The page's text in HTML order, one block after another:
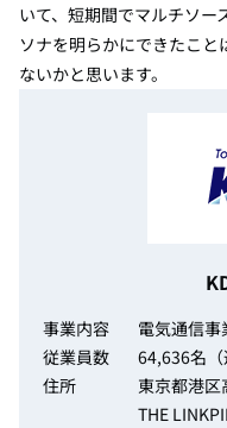
いて、短期間でマルチソー
ソナを明らかにできたこ
ないかと思います。
事業内容
電気通信事
従業員数
64,636名（
住所
東京都港
THE